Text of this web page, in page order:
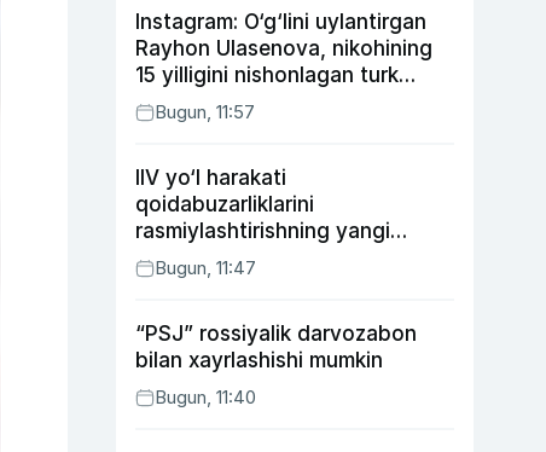
Instagram: O‘g‘lini uylantirgan
Rayhon Ulasenova, nikohining
15 yilligini nishonlagan turk
aktyorlari va Kamelot qasriga
sayohat qilgan Zebo Rahimova
Bugun, 11:57
IIV yo‘l harakati
qoidabuzarliklarini
rasmiylashtirishning yangi
tartibini taklif qildi
Bugun, 11:47
“PSJ” rossiyalik darvozabon
bilan xayrlashishi mumkin
Bugun, 11:40